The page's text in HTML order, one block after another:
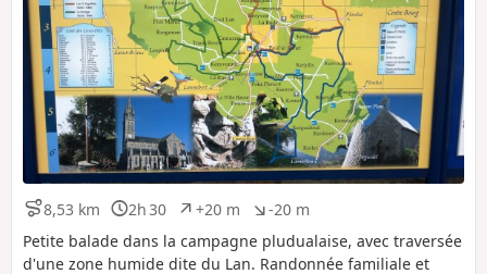
8,53 km
D
i
s
2h 30
D
u
r
+20 m
D
é
n
-20 m
D
é
n
Petite balade dans la campagne pludualaise, avec traversée
d'une zone humide dite du Lan. Randonnée familiale et